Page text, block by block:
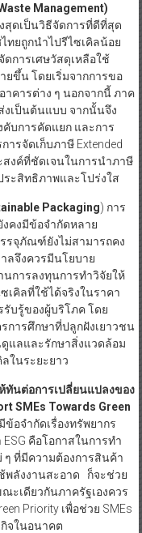
Management)
สุดเป็นวิธีจัดการที่ดีที่สุด
ทยถูกนำไปรีไซเคิลน้อย
ดการเศษวัสดุเหลือใช้
ยขึ้น โดยเริ่มจากการขอ
คารต่าง ๆ นอกจากนี้ ภาค
งเป็นต้นแบบ จากนั้นจึง
บการคัดแยก และการ
รจัดเก็บภาษี Extended
สงค์ที่ชัดเจนในการนำภาษี
ระสิทธิภาพและโปร่งใส
Packaging) การ
คงมีข้อจำกัดหลาย
รจุภัณฑ์ยังไม่สามารถคง
ลจึงควรมีนโยบาย
การลงทุนการทำวิจัยให้
คิลที่ใช้ได้จริงในราคา
รับรู้ของผู้บริโภค โดย
การศึกษาที่ปลูกฝังเยาวชน
แลและรักษาสิ่งแวดล้อม
ในระยะยาว
ทันต่อการเปลี่ยนแปลงของ
SMEs Towards Green
ข้อจำกัดเรื่องทรัพยากร
คือโอกาสในการทำ
ที่มีความต้องการสินค้า
พลังงานสะอาด ก็จะช่วย
ะเดียวกันภาครัฐเองควร
Priority เพื่อช่วย SMEs
จในอนาคต